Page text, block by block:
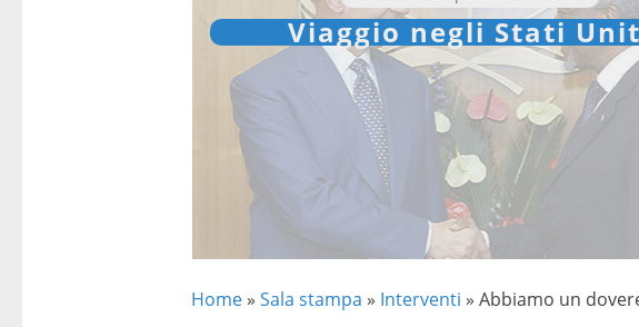
Viaggio negli Stati
Home » Sala stampa » Interventi » Abbiamo un